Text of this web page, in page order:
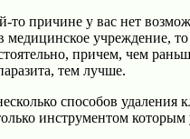
то причине у вас нет
учреждение,
причем, чем
тем лучше.
способов удаления
инструментом которым